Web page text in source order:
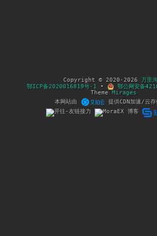
Copyright © 2020-2026 万里
鄂ICP备2020016819号-1 •
鄂公网安备
Theme Mirages
本网站由
提供CDN加速/云存